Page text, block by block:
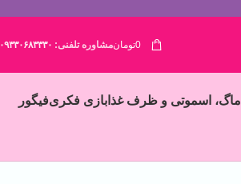
0تومانمشاوره تلفنی: ۰۹۳۳۰۶۸۳۳۳۰
ماگ، اسموتی و ظرف غذا بازی فکریفیگور